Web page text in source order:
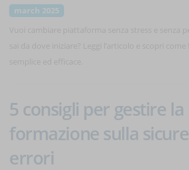
march 2025
5 consigli per gestire la
formazione sulla
errori